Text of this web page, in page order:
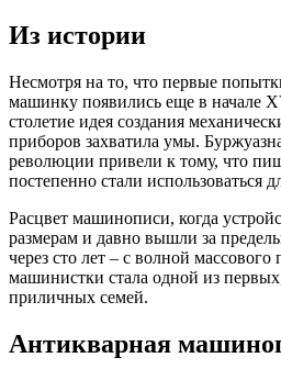
Из истории
Несмотря на то, что первые
машинку появились еще в начале
столетие идея создания
приборов захватила умы.
революции привели к тому, что
постепенно стали использоваться
Расцвет машинописи, когда
размерам и давно вышли за
через сто лет – с волной
машинистки стала одной из
приличных семей.
Антикварная